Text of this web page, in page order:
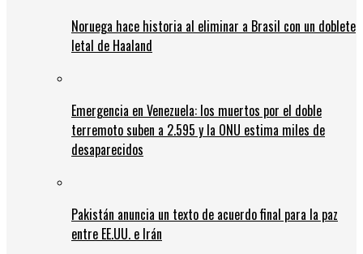
Noruega hace historia al eliminar a Brasil con un doblete
letal de Haaland
Emergencia en Venezuela: los muertos por el doble
terremoto suben a 2.595 y la ONU estima miles de
desaparecidos
Pakistán anuncia un texto de acuerdo final para la paz
entre EE.UU. e Irán